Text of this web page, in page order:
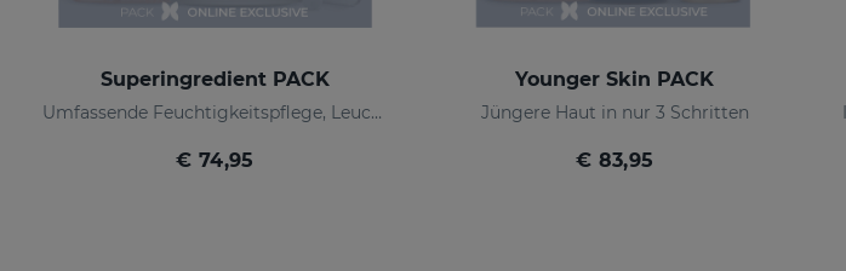
Superingredient PACK
Umfassende Feuchtigkeitspflege, Leuchtkraft und Anti-Ageing-Kur.
€ 74,95
Younger Skin PACK
Jüngere Haut in nur 3 Schritten
€ 83,95